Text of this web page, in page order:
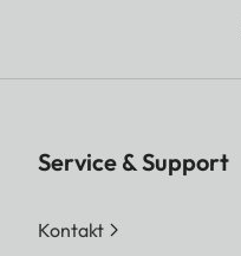
Service & Support
Kontakt